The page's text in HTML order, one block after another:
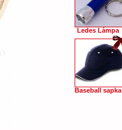
Ledes Lámpa
Baseball sapka